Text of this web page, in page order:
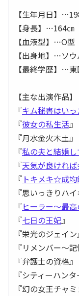
【生年月日】
【身長】…164㎝
【血液型】…O型
【出身地】…ソ
【最終学歴】…
【主な出演作品】
『キム秘書はい
『彼女の私生活』
『月水金火木土』
『私の夫と結婚し
『天気が良けれ
『 トキメキ☆成
『思いっきりハイ
『ヒーラー～最
『七日の王妃』
『栄光のジェイン
『リメンバー～
『弁護士の資格』
『シティーハン
『幻の女王チャミ